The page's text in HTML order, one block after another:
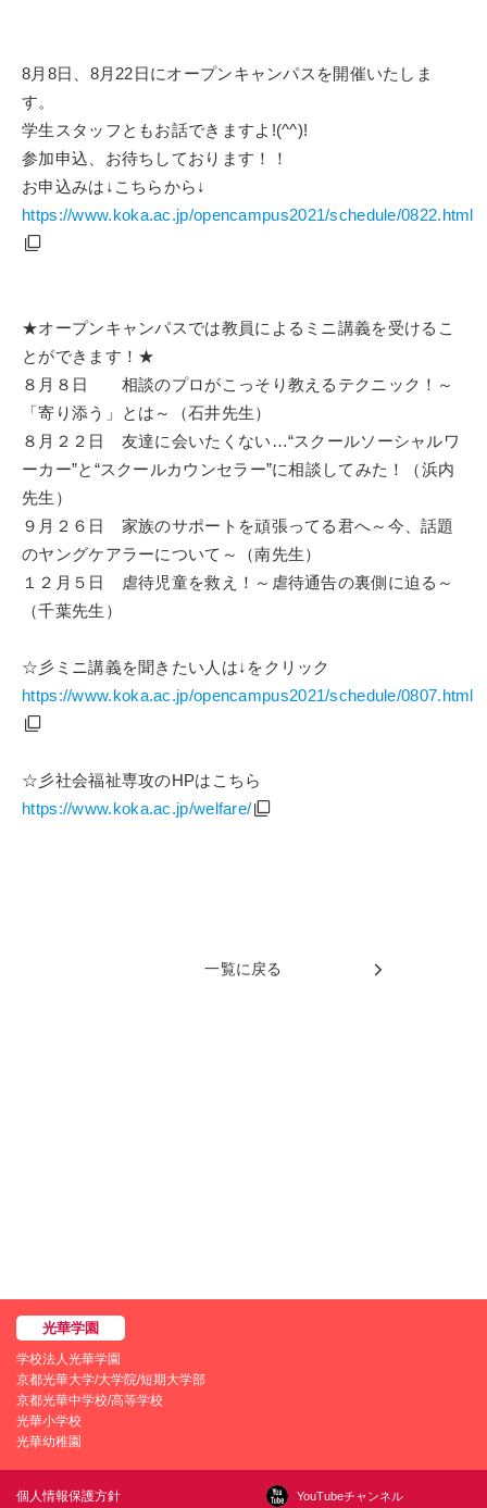
8月8日、8月22日にオープンキャンパスを開催いたしま
す。
学生スタッフともお話できますよ!(^^)!
参加申込、お待ちしております！！
お申込みは↓こちらから↓
https://www.koka.ac.jp/opencampus2021/schedule/0822.html
★オープンキャンパスでは教員による ミニ講義を受けるこ
とができます！★
８月８日 相談のプロがこっそり教えるテクニック！～
「寄り添う」とは～（石井先生）
８月２２日 友達に会いたくない…“スクールソーシャルワ
ーカー”と“スクールカウンセラー”に相談してみた！（浜内
先生）
９月２６日 家族のサポートを頑張ってる君へ～今、話題
のヤングケアラーについて～（南先生）
１２月５日 虐待児童を救え！～虐待通告の裏側に迫る～
（千葉先生）
☆彡ミニ講義を聞きたい人は↓をクリック
https://www.koka.ac.jp/opencampus2021/schedule/0807.html
☆彡社会福祉専攻のHPはこちら
https://www.koka.ac.jp/welfare/
一覧に戻る
学校法人光華学園
京都光華大学/大学院/短期大学部
京都光華中学校/高等学校
光華小学校
光華幼稚園
個人情報保護方針 YouTubeチャンネル